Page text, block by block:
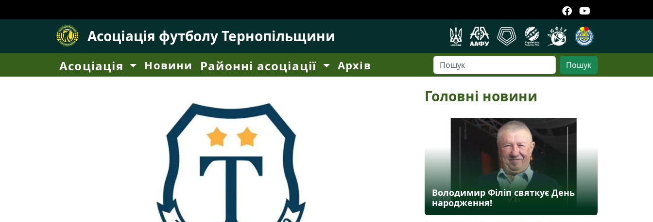
Асоціація футболу Тернопільщини
Асоціація Новини Районні асоціації Архів Пошук
Головні новини
Володимир Філіп святкує День
народження!